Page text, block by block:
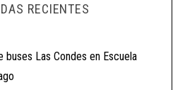
RECIENTES
buses Las Condes en Escuela